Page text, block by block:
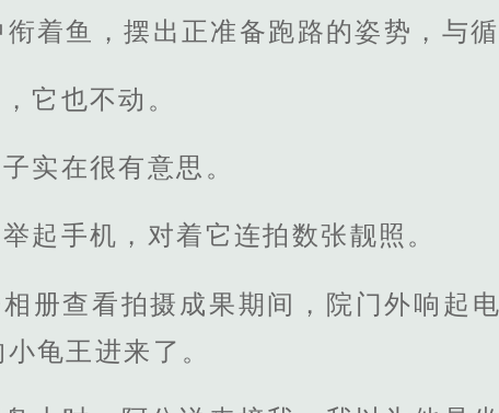
着鱼，摆出正准备跑路的姿势，与
它也不动。
实在很有意思。
起手机，对着它连拍数张靓照。
册查看拍摄成果期间，院门外响起
龟王进来了。